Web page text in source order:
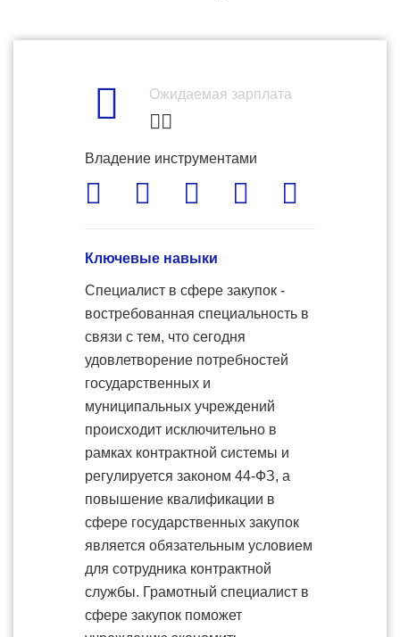
Ожидаемая зарплата
Владение инструментами
Ключевые навыки
Специалист в сфере закупок -
востребованная специальность в
связи с тем, что сегодня
удовлетворение потребностей
государственных и
муниципальных учреждений
происходит исключительно в
рамках контрактной системы и
регулируется законом 44-ФЗ, а
повышение квалификации в
сфере государственных закупок
является обязательным условием
для сотрудника контрактной
службы. Грамотный специалист в
сфере закупок поможет